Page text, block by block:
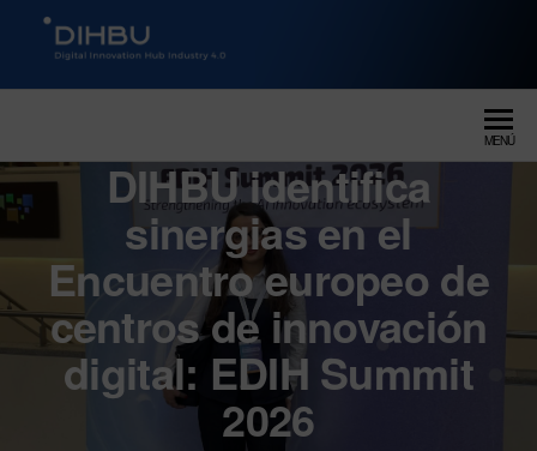
DIGITAL INNOVATION HUB
MENÚ
DIHBU identifica
sinergias en el
Encuentro europeo de
centros de innovación
digital: EDIH Summit
2026